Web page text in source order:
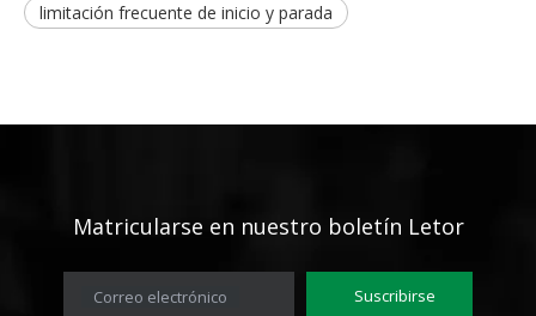
limitación frecuente de inicio y parada
Matricularse en nuestro boletín Letor
Correo electrónico Suscribirse